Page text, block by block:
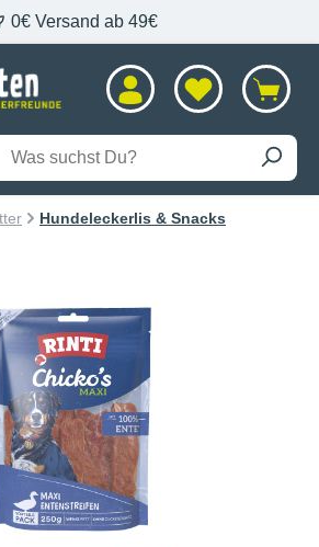
0€ Versand ab 49€
Hundeleckerlis & Snacks